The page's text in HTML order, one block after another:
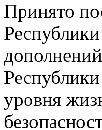
Принято
уровня